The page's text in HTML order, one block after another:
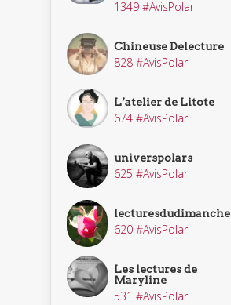
1349 #AvisPolar
Chineuse Delecture
828 #AvisPolar
L’atelier de Litote
674 #AvisPolar
universpolars
625 #AvisPolar
lecturesdudimanche
620 #AvisPolar
Les lectures de
Maryline
531 #AvisPolar